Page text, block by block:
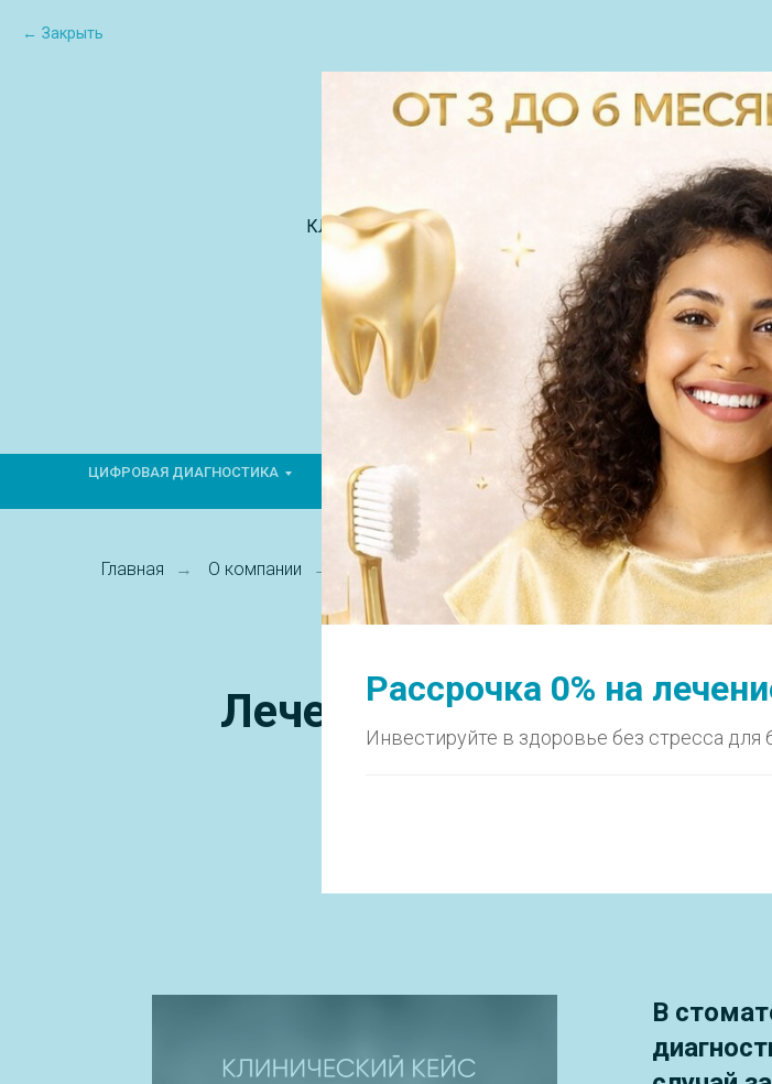
КЛИЕНТАМ УСЛУГИ
ЦИФРОВАЯ ДИАГНОСТИКА ГНАТОЛОГИЯ ТЕРАПИЯ ОРТОДОНТИЯ
ДЕТИ
Главная → О компании → Кейсы Лечение пульпита зуба 1.6 в один
Лечение пульпита зуба
при глубоком
Кейс Назарова
В
Рассрочка 0% на
Инвестируйте в здоровье без стресса
Закрыть